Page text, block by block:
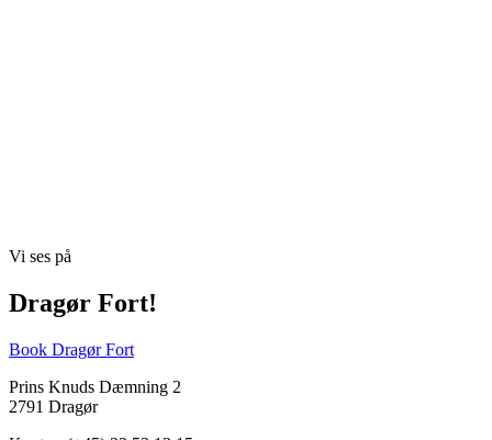
Vi ses på
Dragør Fort!
Book Dragør Fort
Prins Knuds Dæmning 2
2791 Dragør